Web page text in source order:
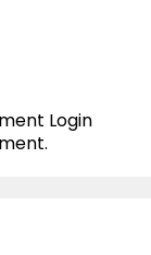
Login